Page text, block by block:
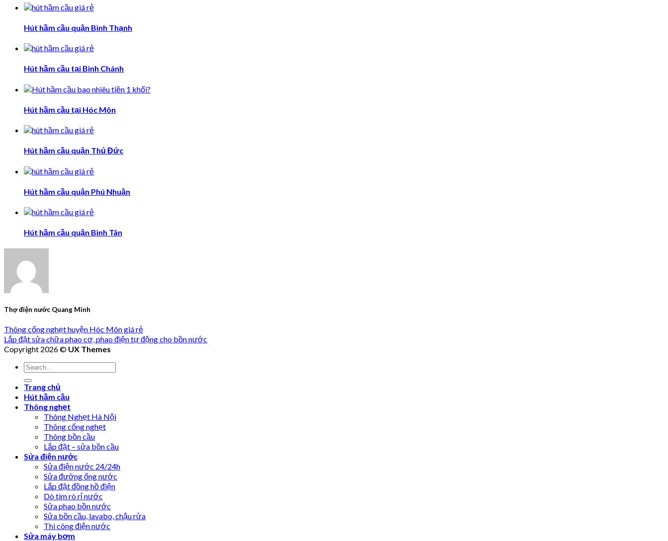
Hút hầm cầu quận Bình Thạnh
Hút hầm cầu tại Bình Chánh
Hút hầm cầu tại Hóc Môn
Hút hầm cầu quận Thủ Đức
Hút hầm cầu quận Phú Nhuận
Hút hầm cầu quận Bình Tân
Thợ điện nước Quang Minh
Thông cống nghẹt huyện Hóc Môn giá rẻ
Lắp đặt sửa chữa phao cơ, phao điện tự động cho bồn nước
Copyright 2026 © UX Themes
Trang chủ
Hút hầm cầu
Thông nghẹt
Thông Nghẹt Hà Nội
Thông cống nghẹt
Thông bồn cầu
Lắp đặt – sửa bồn cầu
Sửa điện nước
Sửa điện nước 24/24h
Sửa đường ống nước
Lắp đặt đồng hồ điện
Dò tìm rò rỉ nước
Sửa phao bồn nước
Sửa bồn cầu, lavabo, chậu rửa
Thi công điện nước
Sửa máy bơm